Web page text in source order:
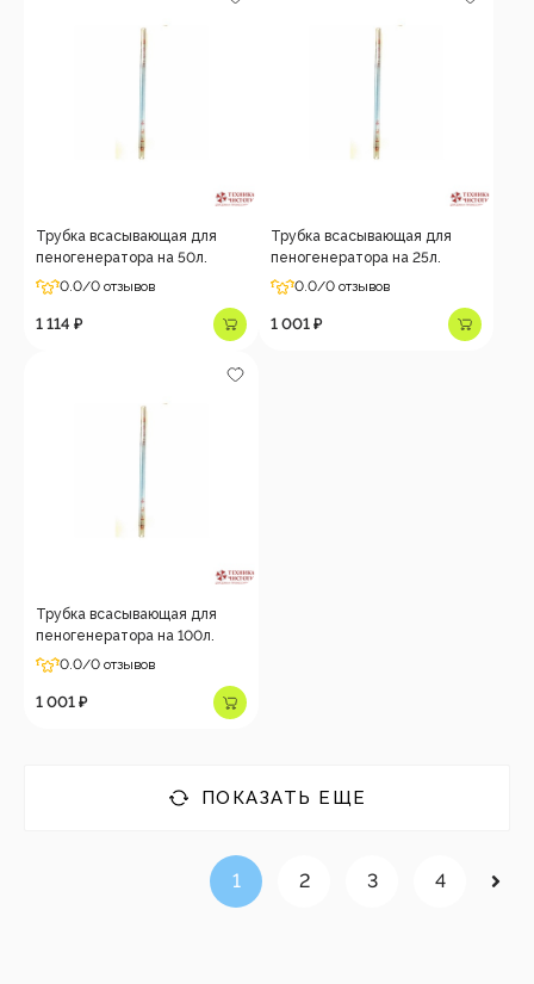
Трубка всасывающая для
пеногенератора на 50л.
0.0/0 отзывов
1 114 ₽
Трубка всасывающая для
пеногенератора на 25л.
0.0/0 отзывов
1 001 ₽
Трубка всасывающая для
пеногенератора на 100л.
0.0/0 отзывов
1 001 ₽
ПОКАЗАТЬ ЕЩЕ
1 2 3 4